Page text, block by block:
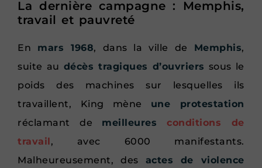
La dernière campagne : Memphis,
travail et pauvreté
En mars 1968, dans la ville de Memphis,
suite au décès tragiques d’ouvriers sous le
poids des machines sur lesquelles ils
travaillent, King mène une protestation
réclamant de meilleuresconditions de
travail, avec 6000 manifestants.
Malheureusement, des actes de violence